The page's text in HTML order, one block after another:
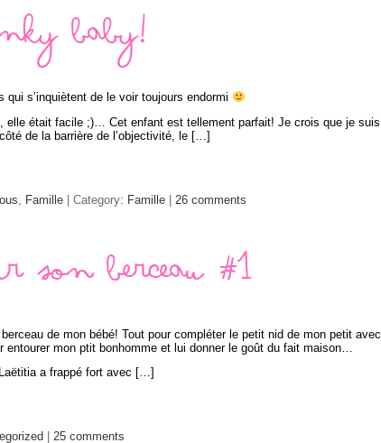
baby!
qui s’inquiètent de le voir toujours endormi
elle était facile ;)… Cet enfant est tellement parfait! Je crois que je suis
de la barrière de l’objectivité, le […]
Famille | Category: Famille 26 comments
son berceau #1
de mon bébé! Tout pour compléter le petit nid de mon petit avec
entourer mon ptit bonhomme et lui donner le goût du fait maison…
a frappé fort avec […]
25 comments